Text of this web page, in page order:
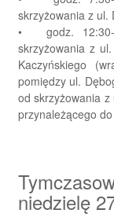
skrzyżowania z ul.
• godz. 12:30-
skrzyżowania z
Kaczyńskiego
pomiędzy ul.
od skrzyżowania
przynależącego
niedzielę